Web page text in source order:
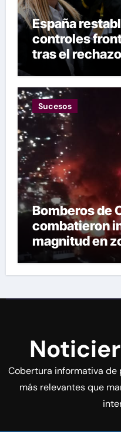
España
controles
tras el
las
Sucesos
Bomberos de
combatieron
magnitud en
Llanito
Cobertura informativa de
más relevantes que